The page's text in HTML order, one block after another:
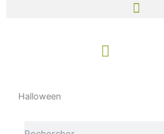
Panier
Halloween
Rechercher